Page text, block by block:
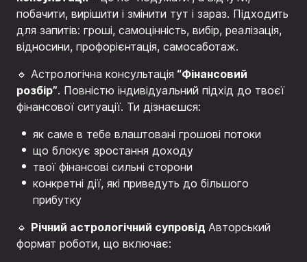
побачити, вирішити і змінити тут і зараз. Підходить
для запитів: гроші, самоцінність, вибір, реалізація,
відносини, профорієнтація, самосаботаж.
🔹 Астрологічна консультація “Фінансовий
розбір”. Повністю індивідуальний підхід до твоєї
фінансової ситуації. Ти дізнаєшся:
як саме в тебе влаштовані грошові потоки
що блокує зростання доходу
твої фінансові сильні сторони
конкретні дії, які приведуть до більшого
прибутку
🔹 Річний астрологічний супровід Авторський
формат роботи, що включає: